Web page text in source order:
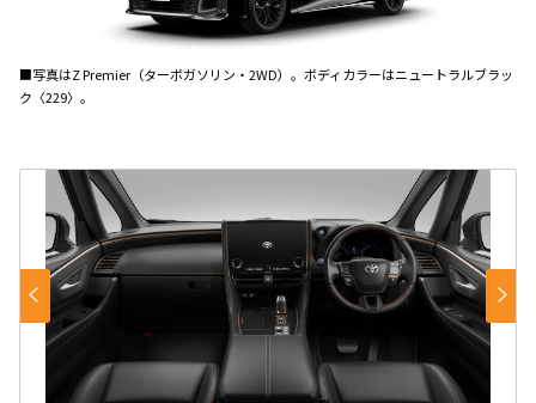
■写真はZ Premier（ターボガソリン・2WD）。ボディカラーはニュートラルブラッ
ク〈229〉。